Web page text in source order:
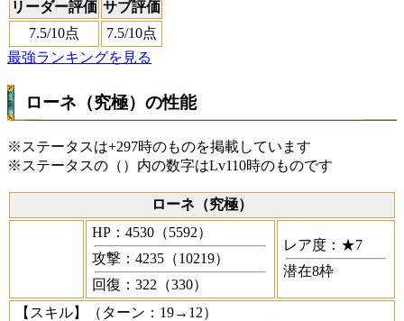
リーダー評価 サブ評価
7.5/10点 7.5/10点
最強ランキングを見る
ローネ（究極）の性能
※ステータスは+297時のものを掲載しています
※ステータスの（）内の数字はLv110時のものです
ローネ（究極）
HP：4530（5592）
攻撃：4235（10219）
回復：322（330）
レア度：★7
潜在8枠
【スキル】
（ターン：19→12）